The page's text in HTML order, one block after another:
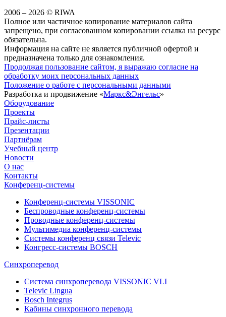
2006 – 2026 © RIWA
Полное или частичное копирование материалов сайта
запрещено, при согласованном копировании ссылка на ресурс
обязательна.
Информация на сайте не является публичной офертой и
предназначена только для ознакомления.
Продолжая пользование сайтом, я выражаю согласие на
обработку моих персональных данных
Положение о работе с персональными данными
Разработка и продвижение «Маркс&Энгельс»
Оборудование
Проекты
Прайс-листы
Презентации
Партнёрам
Учебный центр
Новости
О нас
Контакты
Конференц-системы
Конференц-системы VISSONIC
Беспроводные конференц-системы
Проводные конференц-системы
Мультимедиа конференц-системы
Системы конференц связи Televic
Конгресс-системы BOSCH
Синхроперевод
Система синхроперевода VISSONIC VLI
Televic Lingua
Bosch Integrus
Кабины синхронного перевода